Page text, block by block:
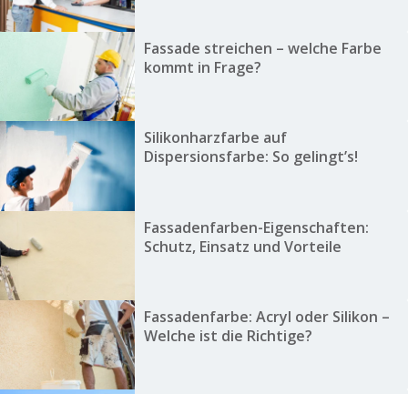
Fassade streichen – welche Farbe
kommt in Frage?
Silikonharzfarbe auf
Dispersionsfarbe: So gelingt’s!
Fassadenfarben-Eigenschaften:
Schutz, Einsatz und Vorteile
Fassadenfarbe: Acryl oder Silikon –
Welche ist die Richtige?